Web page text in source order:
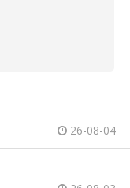
26-08-04